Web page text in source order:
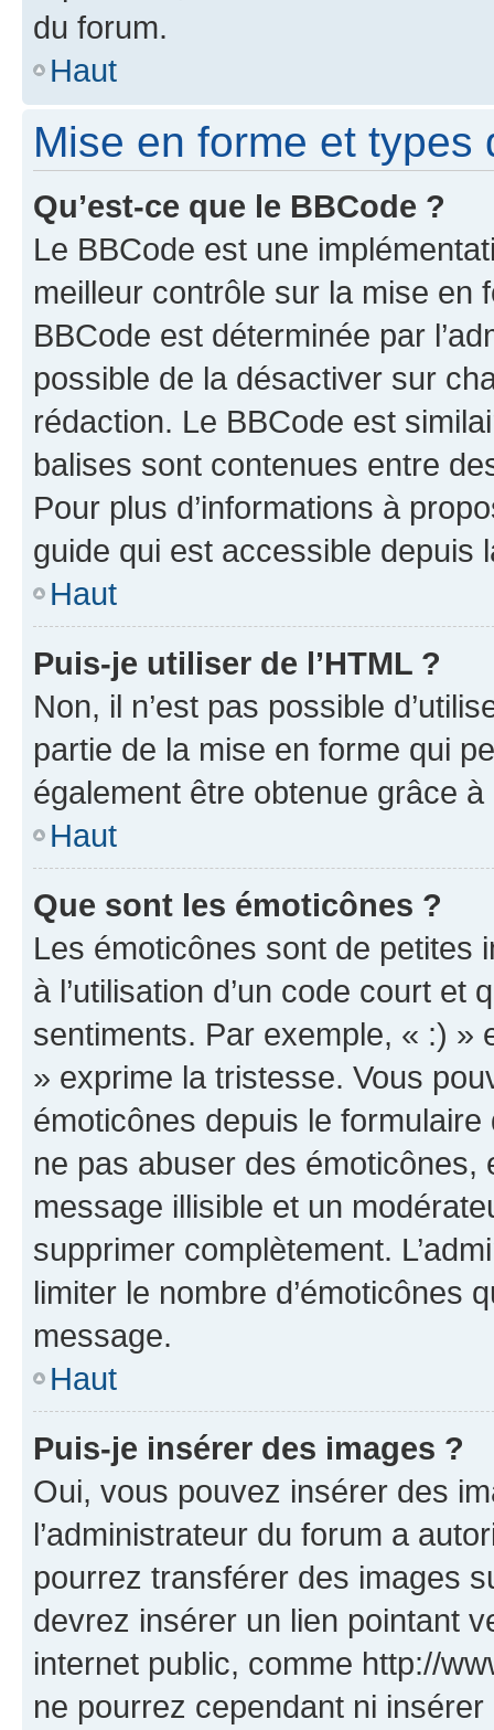
du forum.
Haut
Mise en forme et types
Qu’est-ce que le BBCode ?
Le BBCode est une
meilleur contrôle sur la mise en
BBCode est déterminée par
possible de la désactiver sur
rédaction. Le BBCode est
balises sont contenues entre
Pour plus d’informations à
guide qui est accessible depuis
Haut
Puis-je utiliser de l’HTML ?
Non, il n’est pas possible
partie de la mise en forme qui
également être obtenue grâce à
Haut
Que sont les émoticônes ?
Les émoticônes sont de petites
à l’utilisation d’un code court et
sentiments. Par exemple, « :) »
» exprime la tristesse. Vous
émoticônes depuis le
ne pas abuser des
message illisible et un
supprimer complètement.
limiter le nombre d’émoticônes
message.
Haut
Puis-je insérer des images ?
Oui, vous pouvez insérer des
l’administrateur du forum a
pourrez transférer des images
devrez insérer un lien pointant
internet public, comme http://
ne pourrez cependant ni